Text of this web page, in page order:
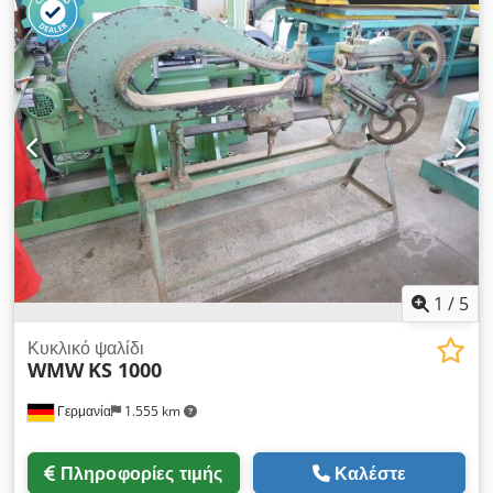
1 / 5
Γερμανία 1.555 km
Κυκλικό ψαλίδι
WMW KS 1000
Πληροφορίες τιμής Καλέστε